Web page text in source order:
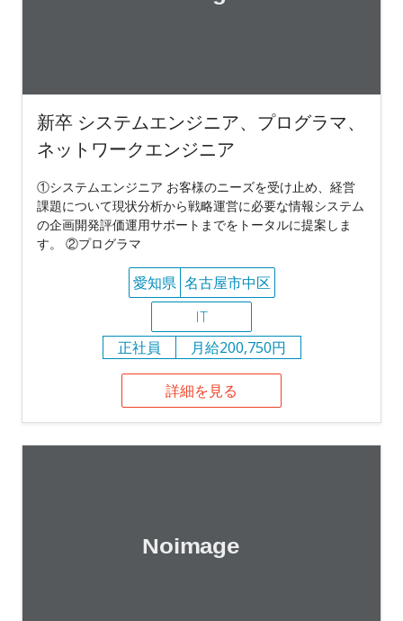
新卒 システムエンジニア、プログラマ、
ネットワークエンジニア
①システムエンジニア お客様のニーズを受け止め、経営
課題について現状分析から戦略運営に必要な情報システム
の企画開発評価運用サポートまでをトータルに提案しま
す。 ②プログラマ
愛知県 名古屋市中区
IT
正社員
月給200,750円
詳細を見る